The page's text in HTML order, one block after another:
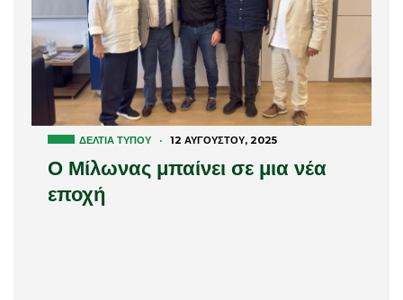
ΔΕΛΤΊΑ ΤΎΠΟΥ · 12 ΑΥΓΟΎΣΤΟΥ, 2025
Ο Μίλωνας μπαίνει σε μια νέα
εποχή